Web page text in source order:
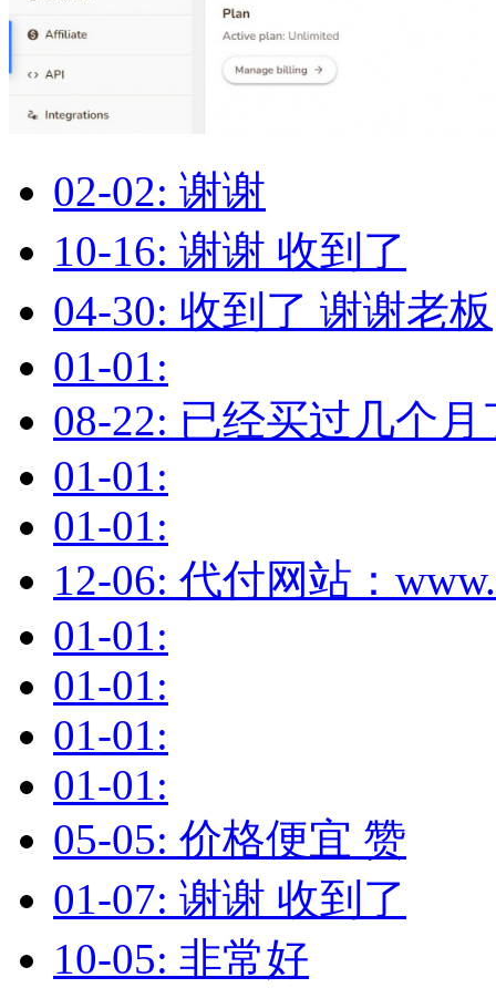
02-02: 谢谢
10-16: 谢谢 收到了
04-30: 收到了 谢谢老板
01-01:
08-22: 已经买过几个
01-01:
01-01:
12-06: 代付网站：
01-01:
01-01:
01-01:
01-01:
05-05: 价格便宜 赞
01-07: 谢谢 收到了
10-05: 非常好